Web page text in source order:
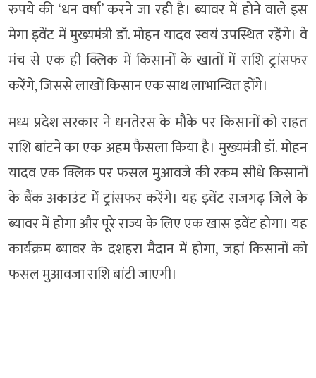
रुपये की ‘धन वर्षा’ करने जा रही है। ब्यावर में होने वाले इस
मेगा इवेंट में मुख्यमंत्री डॉ. मोहन यादव स्वयं उपस्थित रहेंगे। वे
मंच से एक ही क्लिक में किसानों के खातों में राशि ट्रांसफर
करेंगे, जिससे लाखों किसान एक साथ लाभान्वित होंगे।
मध्य प्रदेश सरकार ने धनतेरस के मौके पर किसानों को राहत
राशि बांटने का एक अहम फैसला किया है। मुख्यमंत्री डॉ. मोहन
यादव एक क्लिक पर फसल मुआवजे की रकम सीधे किसानों
के बैंक अकाउंट में ट्रांसफर करेंगे। यह इवेंट राजगढ़ जिले के
ब्यावर में होगा और पूरे राज्य के लिए एक खास इवेंट होगा। यह
कार्यक्रम ब्यावर के दशहरा मैदान में होगा, जहां किसानों को
फसल मुआवजा राशि बांटी जाएगी।